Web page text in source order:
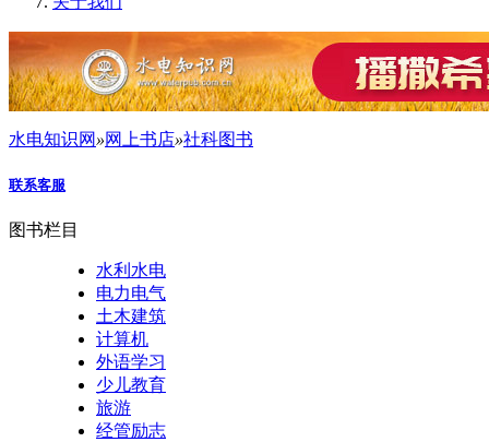
水电知识网 »网上书店»社科图书
联系客服
图书栏目
水利水电
电力电气
土木建筑
计算机
外语学习
少儿教育
旅游
经管励志